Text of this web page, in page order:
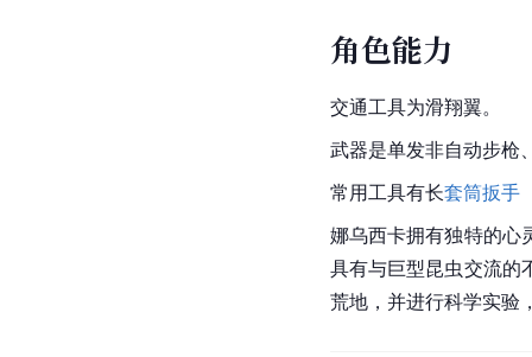
角色能力
交通工具为滑翔翼。
武器是单发非自动步枪
常用工具有长套筒扳手
娜乌西卡拥有独特的心
具有与巨型昆虫交流的
荒地，并进行科学实验